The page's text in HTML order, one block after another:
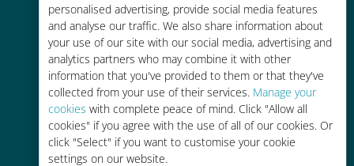
personalised advertising, provide social media features
and analyse our traffic. We also share information about
your use of our site with our social media, advertising and
analytics partners who may combine it with other
information that you've provided to them or that they've
collected from your use of their services. Manage your
cookies with complete peace of mind. Click "Allow all
cookies" if you agree with the use of all of our cookies. Or
click "Select" if you want to customise your cookie
settings on our website.
Kostengünstig
Bis zu 90 % günstiger als Roaming-
Gebühren bei Ihrem bisherigen
Anbieter